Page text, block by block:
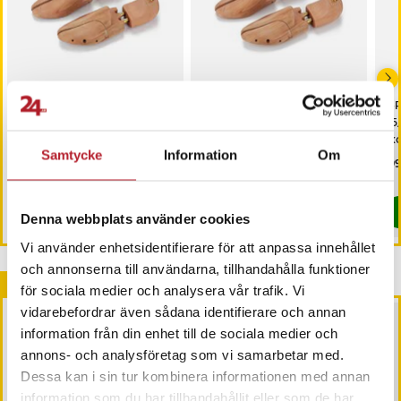
Samtycke Information Om
Denna webbplats använder cookies
Vi använder enhetsidentifierare för att anpassa innehållet
och annonserna till användarna, tillhandahålla funktioner
för sociala medier och analysera vår trafik. Vi
vidarebefordrar även sådana identifierare och annan
information från din enhet till de sociala medier och
annons- och analysföretag som vi samarbetar med.
Dessa kan i sin tur kombinera informationen med annan
information som du har tillhandahållit eller som de har
Skoblock i trä - 39/40
:279 kr
279 kr
I lager, levereras inom 1-2 vardagar
Köp
Skoblock i trä - 37/38
Pris:279 kr
279 kr
Andra köpte också